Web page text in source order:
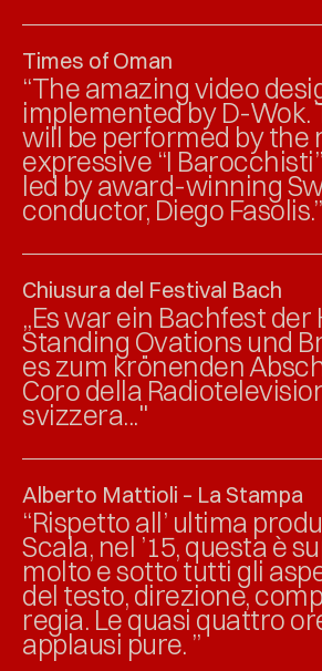
Times of Oman
“The amazing video
implemented by D-Wok.
will be performed by the
expressive “I
led by award-winning
conductor, Diego Fasolis.”
Chiusura del Festival Bach
„Es war ein Bachfest der
Standing Ovations und
es zum krönenden
Coro della
svizzera..."
Alberto Mattioli – La Stampa
“Rispetto all’ ultima
Scala, nel ’15, questa è
molto e sotto tutti gli
del testo, direzione,
regia. Le quasi quattro
applausi pure. ”